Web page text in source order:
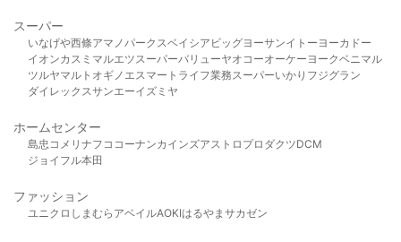
スーパー
いなげや西條アマノパークスベイシア ビッグヨーサンイトーヨーカドー
イオンカスミ マルエツスーパーバリューヤオコーオーケー ヨークベニマル
ツルヤマルト オギノ エスマート ライフ業務スーパーいかり フジグラン
ダイレックスサンエーイズミヤ
ホームセンター
島忠 コメリ ナフコ コーナンカインズアストロプロダクツDCM
ジョイフル本田
ファッション
ユニクロ しまむら アベイルAOKIはるやま サカゼン